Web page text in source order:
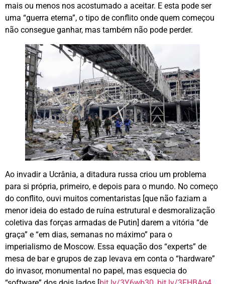
mais ou menos nos acostumado a aceitar. E esta pode ser
uma “guerra eterna”, o tipo de conflito onde quem começou
não consegue ganhar, mas também não pode perder.
Ao invadir a Ucrânia, a ditadura russa criou um problema
para si própria, primeiro, e depois para o mundo. No começo
do conflito, ouvi muitos comentaristas [que não faziam a
menor ideia do estado de ruína estrutural e desmoralização
coletiva das forças armadas de Putin] darem a vitória “de
graça” e “em dias, semanas no máximo” para o
imperialismo de Moscow. Essa equação dos “experts” de
mesa de bar e grupos de zap levava em conta o “hardware”
do invasor, monumental no papel, mas esquecia do